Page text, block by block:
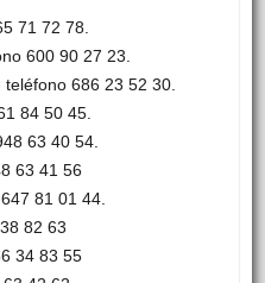
71 72 78.
600 90 27 23.
teléfono 686 23 52 30.
84 50 45.
63 40 54.
63 41 56
81 01 44.
82 63
34 83 55